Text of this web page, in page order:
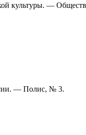
культуры. —
— Полис, № 3.